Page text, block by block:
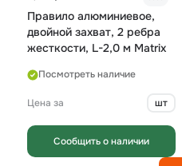
Правило алюминиевое,
двойной захват, 2 ребра
жесткости, L-2,0 м Matrix
Посмотреть наличие
Цена за шт
Сообщить о наличии